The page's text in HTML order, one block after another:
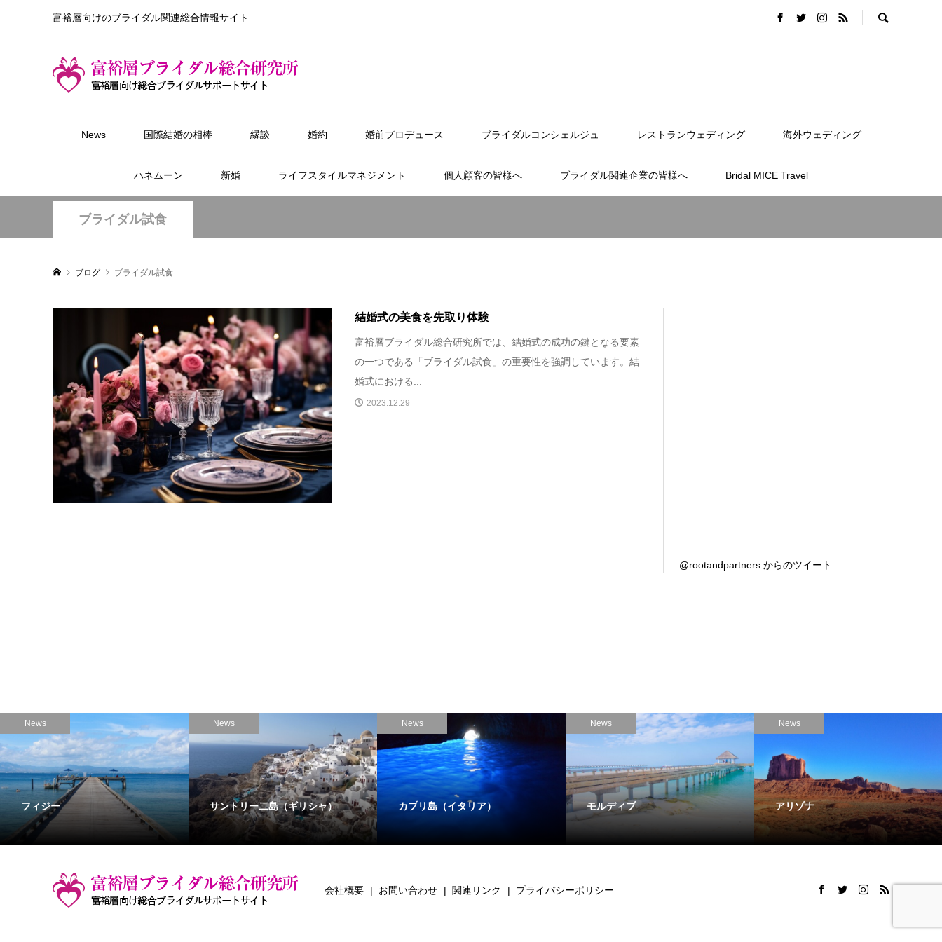
富裕層向けのブライダル関連総合情報サイト
News 国際結婚の相棒 縁談 婚約 婚前プロデュース ブライダルコンシェルジュ レストランウェディング 海外ウェディング
ハネムーン 新婚 ライフスタイルマネジメント 個人顧客の皆様へ ブライダル関連企業の皆様へ Bridal MICE Travel
ブライダル試食
ブログ ブライダル試食
結婚式の美食を先取り体験
富裕層ブライダル総合研究所では、結婚式の成功の鍵となる要素
の一つである「ブライダル試食」の重要性を強調しています。結
婚式における...
2023.12.29
@rootandpartners からのツイート
News
フィジー
News
サントリー二島（ギリシャ）
News
カプリ島（イタリア）
News
モルディブ
News
アリゾナ
会社概要 お問い合わせ 関連リンク プライバシーポリシー